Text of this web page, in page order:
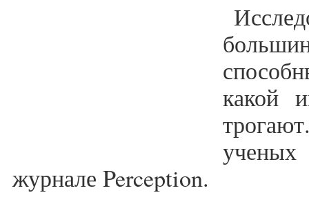
какой
ученых
журнале Perception.